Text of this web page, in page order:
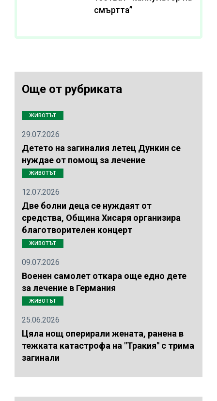
смъртта”
Още от рубриката
ЖИВОТЪТ
29.07.2026
Детето на загиналия летец Дункин се
нуждае от помощ за лечение
ЖИВОТЪТ
12.07.2026
Две болни деца се нуждаят от
средства, Община Хисаря организира
благотворителен концерт
ЖИВОТЪТ
09.07.2026
Военен самолет откара още едно дете
за лечение в Германия
ЖИВОТЪТ
25.06.2026
Цяла нощ оперирали жената, ранена в
тежката катастрофа на "Тракия" с трима
загинали